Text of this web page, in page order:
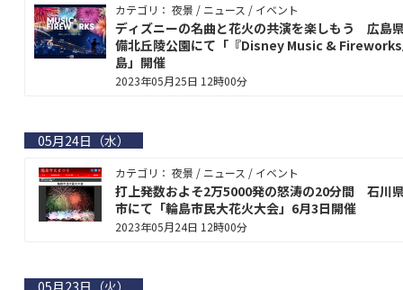
カテゴリ： 夜景 / ニュース / イベント
ディズニーの名曲と花火の共演を楽しもう 広島
備北丘陵公園にて「『Disney Music &
島」開催
2023年05月25日 12時00分
05月24日（水）
カテゴリ： 夜景 / ニュース / イベント
打上発数およそ2万5000発の怒涛の20分間 石川
市にて「輪島市民大花火大会」6月3日開催
2023年05月24日 12時00分
05月23日（火）